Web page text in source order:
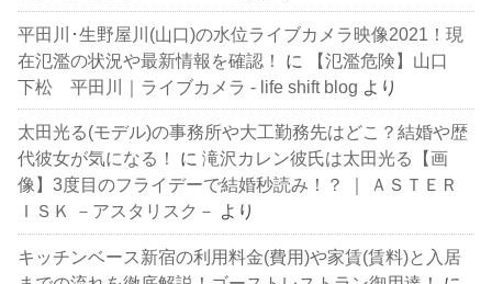
平田川･生野屋川(山口)の水位ライブカメラ映像2021！現
在氾濫の状況や最新情報を確認！
に
【氾濫危険】山口
下松 平田川｜ライブカメラ - life shift blog より
太田光る(モデル)の事務所や大工勤務先はどこ？結婚や歴
代彼女が気になる！
に滝沢カレン彼氏は太田光る【画
像】3度目のフライデーで結婚秒読み！？ ｜ ＡＳＴＥＲ
ＩＳＫ －アスタリスク－ より
キッチンベース新宿の利用料金(費用)や家賃(賃料)と入居